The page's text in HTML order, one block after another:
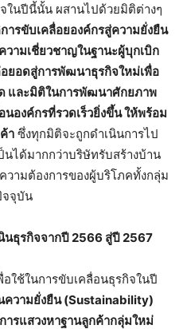
ในปีนี้นั้น ผสานไปด้วยมิติต่างๆ
ารขับเคลื่อยองค์กรสู่ความยั่งยืน
ามเชี่ยวชาญในฐานะผู้บุกเบิก
ยอดสู่การพัฒนาธุรกิจใหม่เพื่อ
และมิติในการพัฒนาศักยภาพ
องค์กรที่รวดเร็วยิ่งขึ้น ให้พร้อม
า ซึ่งทุกมิติจะถูกดำเนินการไป
นได้มากกว่าบริษัทรับสร้างบ้าน
ามต้องการของผู้บริโภคทั้งกลุ่ม
จจุบัน
นธุรกิจจากปี 2566 สู่ปี 2567
ใช้ในการขับเคลื่อนธุรกิจในปี
ความยั่งยืน (Sustainability)
รแสวงหาฐานลูกค้ากลุ่มใหม่